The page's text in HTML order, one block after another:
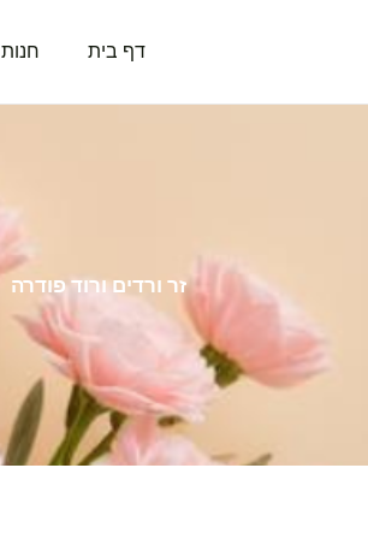
דף בית חנות
זר ורדים ורוד פודרה